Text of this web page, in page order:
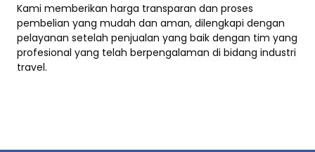
Kami memberikan harga transparan dan proses
pembelian yang mudah dan aman, dilengkapi dengan
pelayanan setelah penjualan yang baik dengan tim yang
profesional yang telah berpengalaman di bidang industri
travel.